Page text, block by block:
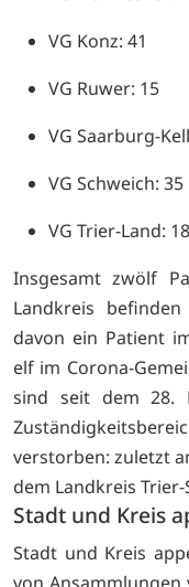
VG Konz: 41
VG Ruwer: 15
VG Saarburg-
VG Schweich: 35
VG Trier-Land: 18
Insgesamt zwölf
Landkreis
davon ein Patient
elf im Corona-
sind seit dem 28.
verstorben: zuletzt
dem Landkreis
Stadt und Kreis
Stadt und Kreis